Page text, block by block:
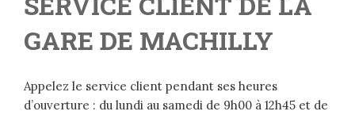
GARE DE MACHILLY
Appelez le service client pendant ses heures
d’ouverture : du lundi au samedi de 9h00 à 12h45 et de